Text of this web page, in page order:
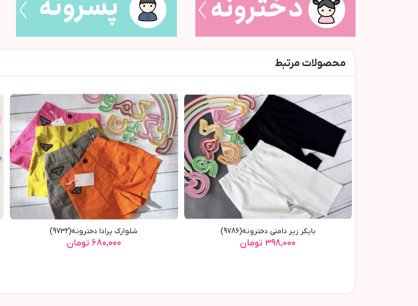
محصولات مرتبط
بایکر زیر دامنی دخترونه(9786)
۳۹۸,۰۰۰ تومان
شلوارک پرادا دخترونه(9732)
۶۸۰,۰۰۰ تومان